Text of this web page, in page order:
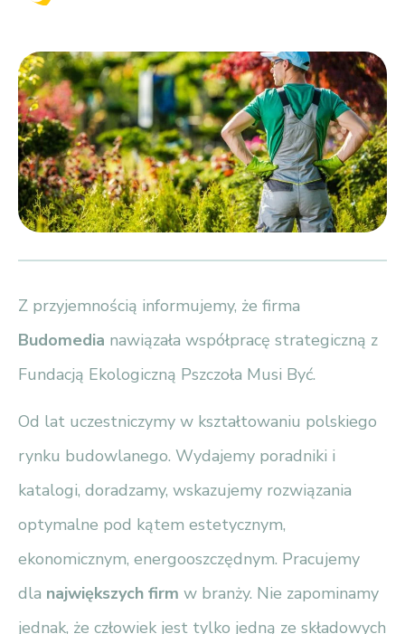
Z przyjemnością informujemy, że firma
Budomedia nawiązała współpracę strategiczną z
Fundacją Ekologiczną Pszczoła Musi Być.
Od lat uczestniczymy w kształtowaniu polskiego
rynku budowlanego. Wydajemy poradniki i
katalogi, doradzamy, wskazujemy rozwiązania
optymalne pod kątem estetycznym,
ekonomicznym, energooszczędnym. Pracujemy
dla największych firm w branży. Nie zapominamy
jednak, że człowiek jest tylko jedną ze składowych